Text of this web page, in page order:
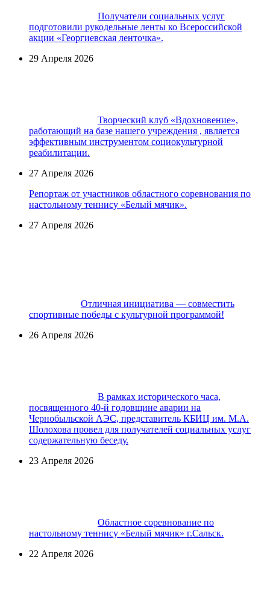
Получатели социальных услуг
подготовили рукодельные ленты ко Всероссийской
акции «Георгиевская ленточка».
29 Апреля 2026
Творческий клуб «Вдохновение»,
работающий на базе нашего учреждения , является
эффективным инструментом социокультурной
реабилитации.
27 Апреля 2026
Репортаж от участников областного соревнования по
настольному теннису «Белый мячик».
27 Апреля 2026
Отличная инициатива — совместить
спортивные победы с культурной программой!
26 Апреля 2026
В рамках исторического часа,
посвященного 40-й годовщине аварии на
Чернобыльской АЭС, представитель КБИЦ им. М.А.
Шолохова провел для получателей социальных услуг
содержательную беседу.
23 Апреля 2026
Областное соревнование по
настольному теннису «Белый мячик» г.Сальск.
22 Апреля 2026